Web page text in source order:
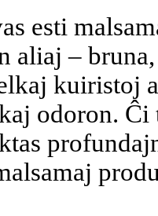
esti
aliaj –
kuiristoj
odoron.